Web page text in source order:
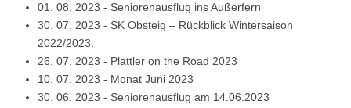
01. 08. 2023 - Seniorenausflug ins Außerfern
30. 07. 2023 - SK Obsteig – Rückblick Wintersaison
2022/2023.
26. 07. 2023 - Plattler on the Road 2023
10. 07. 2023 - Monat Juni 2023
30. 06. 2023 - Seniorenausflug am 14.06.2023